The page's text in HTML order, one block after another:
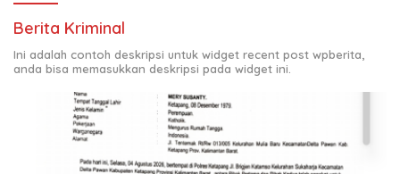
Berita Kriminal
Ini adalah contoh deskripsi untuk widget recent post wpberita,
anda bisa memasukkan deskripsi pada widget ini.